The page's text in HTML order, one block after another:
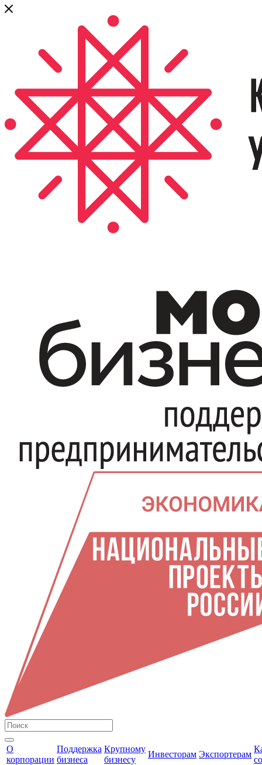
О
корпорации
Поддержка
бизнеса
Крупному
бизнесу
Инвесторам Экспортерам